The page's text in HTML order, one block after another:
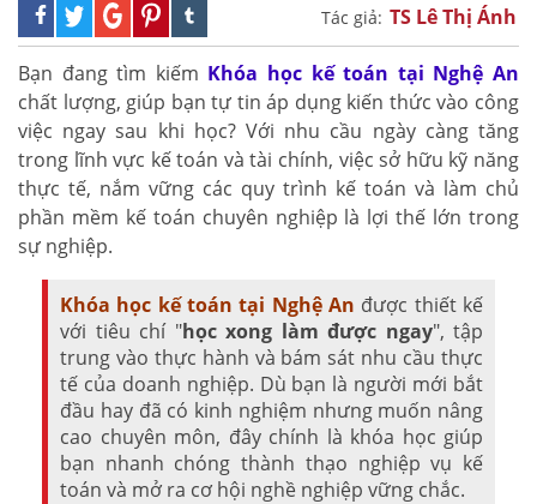
Tác giả: TS Lê Thị Ánh
Bạn đang tìm kiếm Khóa học kế toán tại Nghệ An
chất lượng, giúp bạn tự tin áp dụng kiến thức vào công
việc ngay sau khi học? Với nhu cầu ngày càng tăng
trong lĩnh vực kế toán và tài chính, việc sở hữu kỹ năng
thực tế, nắm vững các quy trình kế toán và làm chủ
phần mềm kế toán chuyên nghiệp là lợi thế lớn trong
sự nghiệp.
Khóa học kế toán tại Nghệ An được thiết kế
với tiêu chí "học xong làm được ngay", tập
trung vào thực hành và bám sát nhu cầu thực
tế của doanh nghiệp. Dù bạn là người mới bắt
đầu hay đã có kinh nghiệm nhưng muốn nâng
cao chuyên môn, đây chính là khóa học giúp
bạn nhanh chóng thành thạo nghiệp vụ kế
toán và mở ra cơ hội nghề nghiệp vững chắc.